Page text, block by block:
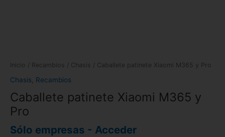
Inicio / Recambios / Chasis / Caballete patinete Xiaomi M365 y Pro
Chasis Recambios
Caballete patinete Xiaomi M365 y
Pro
Sólo empresas - Acceder